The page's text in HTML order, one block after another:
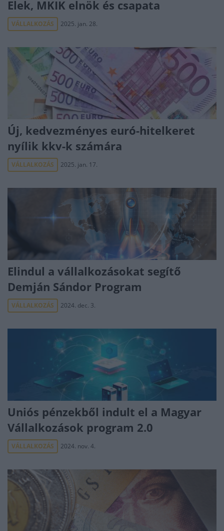
Elek, MKIK elnök és csapata
VÁLLALKOZÁS 2025. jan. 28.
Új, kedvezményes euró-hitelkeret
nyílik kkv-k számára
VÁLLALKOZÁS 2025. jan. 17.
Elindul a vállalkozásokat segítő
Demján Sándor Program
VÁLLALKOZÁS 2024. dec. 3.
Uniós pénzekből indult el a Magyar
Vállalkozások program 2.0
VÁLLALKOZÁS 2024. nov. 4.